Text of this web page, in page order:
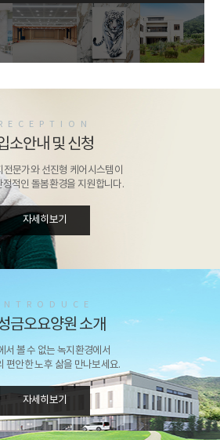
소안내 및 신청
전문가와 선진형 케어시스템이
정적인 돌봄환경을 지원합니다.
자세히보기
금오요양원 소개
서 볼 수 없는 녹지환경에서
편안한 노후 삶을 만나보세요.
자세히보기